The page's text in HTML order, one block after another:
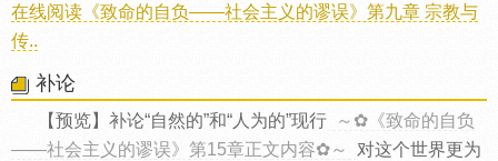
在线阅读《致命的自负——社会主义的谬误》第九章 宗教与
传..
补论
【预览】补论“自然的”和“人为的”现行
～✿《致命的自负
——社会主义的谬误》第15章正文内容✿～
对这个世界更为